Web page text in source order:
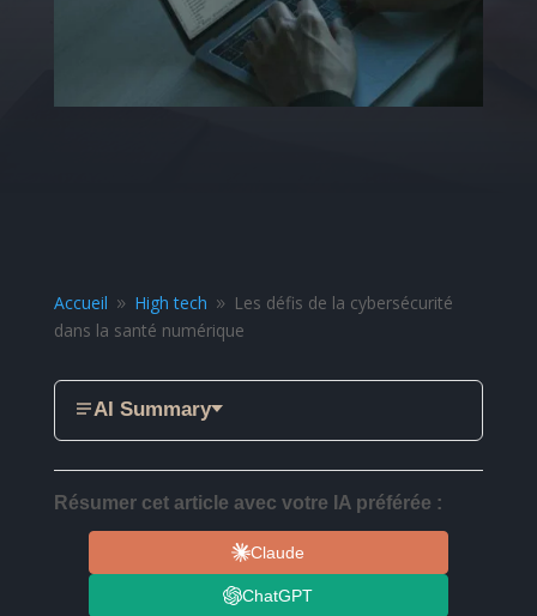
Accueil 9 High tech 9
Les défis de la cybersécurité
dans la santé numérique
AI Summary
Résumer cet article avec votre IA préférée :
Claude
ChatGPT